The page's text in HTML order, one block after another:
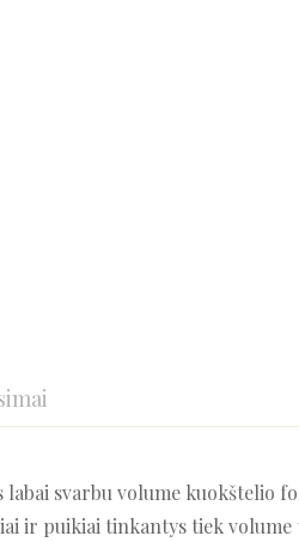
svarbu volume kuokštelio
ir puikiai tinkantys tiek